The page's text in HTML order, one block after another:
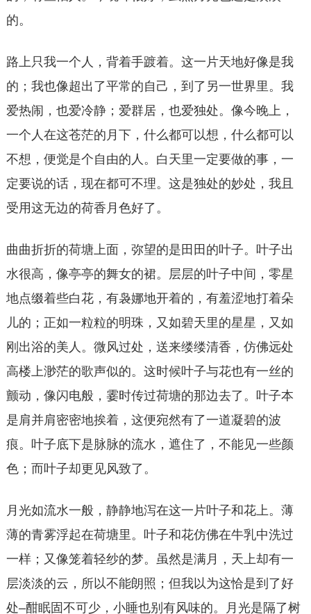
的。
路上只我一个人，背着手踱着。这一片天地好像是我
的；我也像超出了平常的自己，到了另一世界里。我
爱热闹，也爱冷静；爱群居，也爱独处。像今晚上，
一个人在这苍茫的月下，什么都可以想，什么都可以
不想，便觉是个自由的人。白天里一定要做的事，一
定要说的话，现在都可不理。这是独处的妙处，我且
受用这无边的荷香月色好了。
曲曲折折的荷塘上面，弥望的是田田的叶子。叶子出
水很高，像亭亭的舞女的裙。层层的叶子中间，零星
地点缀着些白花，有袅娜地开着的，有羞涩地打着朵
儿的；正如一粒粒的明珠，又如碧天里的星星，又如
刚出浴的美人。微风过处，送来缕缕清香，仿佛远处
高楼上渺茫的歌声似的。这时候叶子与花也有一丝的
颤动，像闪电般，霎时传过荷塘的那边去了。叶子本
是肩并肩密密地挨着，这便宛然有了一道凝碧的波
痕。叶子底下是脉脉的流水，遮住了，不能见一些颜
色；而叶子却更见风致了。
月光如流水一般，静静地泻在这一片叶子和花上。薄
薄的青雾浮起在荷塘里。叶子和花仿佛在牛乳中洗过
一样；又像笼着轻纱的梦。虽然是满月，天上却有一
层淡淡的云，所以不能朗照；但我以为这恰是到了好
处–酣眠固不可少，小睡也别有风味的。月光是隔了树